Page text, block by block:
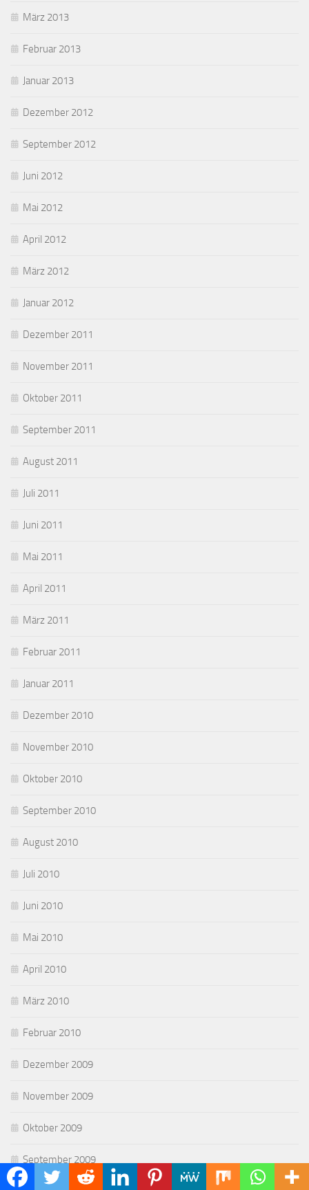
März 2013
Februar 2013
Januar 2013
Dezember 2012
September 2012
Juni 2012
Mai 2012
April 2012
März 2012
Januar 2012
Dezember 2011
November 2011
Oktober 2011
September 2011
August 2011
Juli 2011
Juni 2011
Mai 2011
April 2011
März 2011
Februar 2011
Januar 2011
Dezember 2010
November 2010
Oktober 2010
September 2010
August 2010
Juli 2010
Juni 2010
Mai 2010
April 2010
März 2010
Februar 2010
Dezember 2009
November 2009
Oktober 2009
September 2009